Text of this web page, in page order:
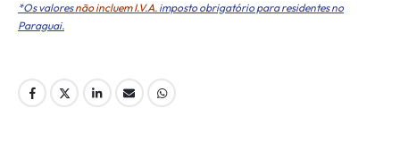
*Os valoresnão incluem I.V.A. imposto obrigatório para residentes no
Paraguai.